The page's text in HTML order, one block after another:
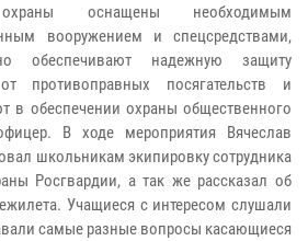
охраны оснащены необходимым
вооружением и спецсредствами,
обеспечивают надежную защиту
противоправных посягательств и
в обеспечении охраны общественного
В ходе мероприятия Вячеслав
школьникам экипировку сотрудника
Росгвардии, а так же рассказал об
Учащиеся с интересом слушали
самые разные вопросы касающиеся